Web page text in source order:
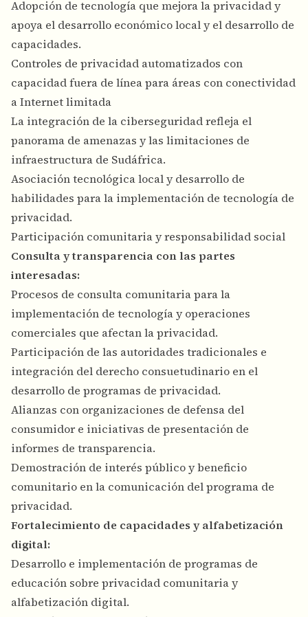
Adopción de tecnología que mejora la privacidad y
apoya el desarrollo económico local y el desarrollo de
capacidades.
Controles de privacidad automatizados con
capacidad fuera de línea para áreas con conectividad
a Internet limitada
La integración de la ciberseguridad refleja el
panorama de amenazas y las limitaciones de
infraestructura de Sudáfrica.
Asociación tecnológica local y desarrollo de
habilidades para la implementación de tecnología de
privacidad.
Participación comunitaria y responsabilidad social
Consulta y transparencia con las partes
interesadas:
Procesos de consulta comunitaria para la
implementación de tecnología y operaciones
comerciales que afectan la privacidad.
Participación de las autoridades tradicionales e
integración del derecho consuetudinario en el
desarrollo de programas de privacidad.
Alianzas con organizaciones de defensa del
consumidor e iniciativas de presentación de
informes de transparencia.
Demostración de interés público y beneficio
comunitario en la comunicación del programa de
privacidad.
Fortalecimiento de capacidades y alfabetización
digital:
Desarrollo e implementación de programas de
educación sobre privacidad comunitaria y
alfabetización digital.